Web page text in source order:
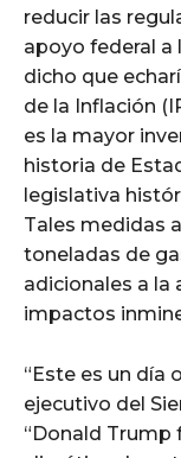
reducir las
apoyo federal a
dicho que
de la Inflación
es la mayor
historia de
legislativa
Tales medidas
toneladas de
adicionales a la
impactos
“Este es un día
ejecutivo del
“Donald Trump